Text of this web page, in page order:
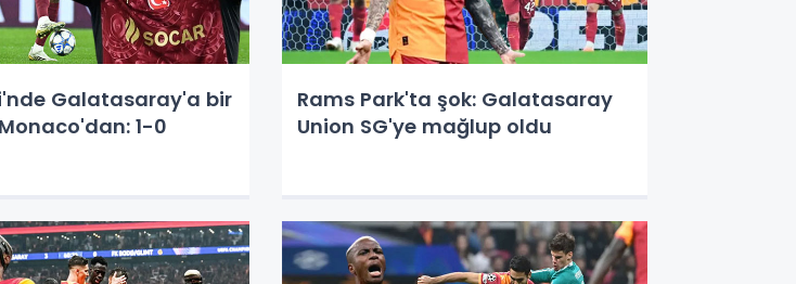
Galatasaray'a bir
1-0
Rams Park'ta şok: Galatasaray
Union SG'ye mağlup oldu